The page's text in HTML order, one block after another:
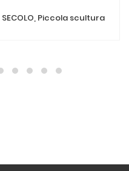
SECOLO, Piccola scultura